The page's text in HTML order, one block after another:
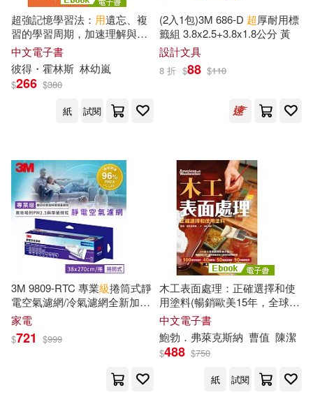
拉爾夫．萬格(2)
施奇廷(2) 曲全立(2)
會計從業資格考試研究中心編(2)
本書編委會編寫(2) 李權祐(2)
柳偉衛(2) 森重湧太(2)
楊玉文(2) 楊舒涵(2)
樺澤紫苑(2) 池田義博(2)
王偉任(2)
真文化(2) 知城(2)
社會科學文獻出版社(2)
笛藤(2) 繪虹企業(2)
臉譜(2)
西安電子科技大學出版社(2)
語研學院(2) 開企(2)
Smart智富(1)
超強記憶學習法： 用遺忘、複
習的學習周期，加速理解與維
持記憶 (電子書)
中文電子書
彼得・霍林斯 林幼嵐
$266 $380
紙
試閱
(2入1包)3M 686-D 超厚耐用標
籤組 3.8x2.5+3.8x1.8公分 黃
設計文具
8 折 $88 $110
3M 9809-RTC 專業級捲筒式靜
電空氣濾網/冷氣濾網全新加長
版(適用冷氣/清淨機/除濕機 )
家電
$721 $999
木工表面處理：正確選擇和使
用塗料(暢銷歐美15年，全球銷
量超50萬的經典教科書) (電子
書)
中文電子書
鮑勃．弗萊克斯納 曹值 陳潔
$488 $750
紙
試閱